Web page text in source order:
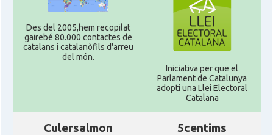
Des del 2005,hem recopilat
gairebé 80.000 contactes de
catalans i catalanòfils d'arreu
del món.
Iniciativa per que el
Parlament de Catalunya
adopti una Llei Electoral
Catalana
Culersalmon 5centims